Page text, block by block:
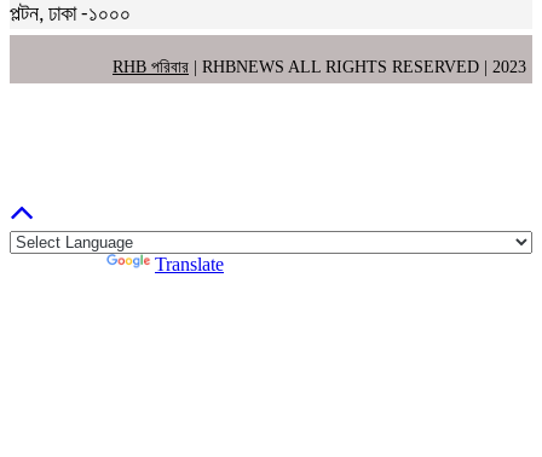
পল্টন, ঢাকা -১০০০
RHB পরিবার | RHBNEWS ALL RIGHTS RESERVED | 2023
Translate